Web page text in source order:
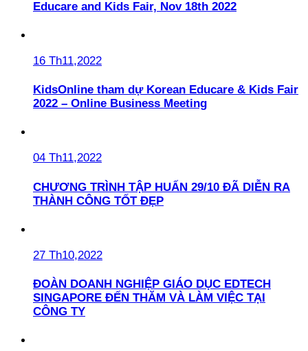
Educare and Kids Fair, Nov 18th 2022
16 Th11,2022
KidsOnline tham dự Korean Educare & Kids Fair
2022 – Online Business Meeting
04 Th11,2022
CHƯƠNG TRÌNH TẬP HUẤN 29/10 ĐÃ DIỄN RA
THÀNH CÔNG TỐT ĐẸP
27 Th10,2022
ĐOÀN DOANH NGHIỆP GIÁO DỤC EDTECH
SINGAPORE ĐẾN THĂM VÀ LÀM VIỆC TẠI
CÔNG TY